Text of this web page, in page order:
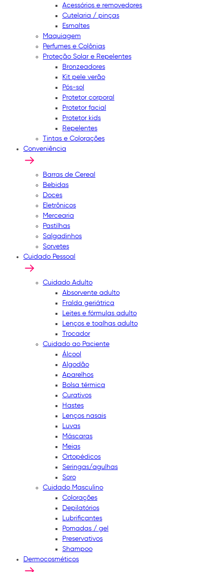
Acessórios e removedores
Cutelaria / pinças
Esmaltes
Maquiagem
Perfumes e Colônias
Proteção Solar e Repelentes
Bronzeadores
Kit pele verão
Pós-sol
Protetor corporal
Protetor facial
Protetor kids
Repelentes
Tintas e Colorações
Conveniência
Barras de Cereal
Bebidas
Doces
Eletrônicos
Mercearia
Pastilhas
Salgadinhos
Sorvetes
Cuidado Pessoal
Cuidado Adulto
Absorvente adulto
Fralda geriátrica
Leites e fórmulas adulto
Lenços e toalhas adulto
Trocador
Cuidado ao Paciente
Álcool
Algodão
Aparelhos
Bolsa térmica
Curativos
Hastes
Lenços nasais
Luvas
Máscaras
Meias
Ortopédicos
Seringas/agulhas
Soro
Cuidado Masculino
Colorações
Depilatórios
Lubrificantes
Pomadas / gel
Preservativos
Shampoo
Dermocosméticos